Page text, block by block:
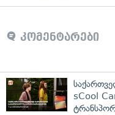
კომენტარები
sCool